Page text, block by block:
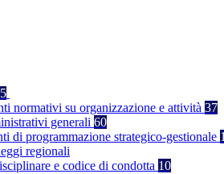
normativi su organizzazione e attività 37
generali 60
di programmazione strategico-gestionale 1
regionali
e codice di condotta 10